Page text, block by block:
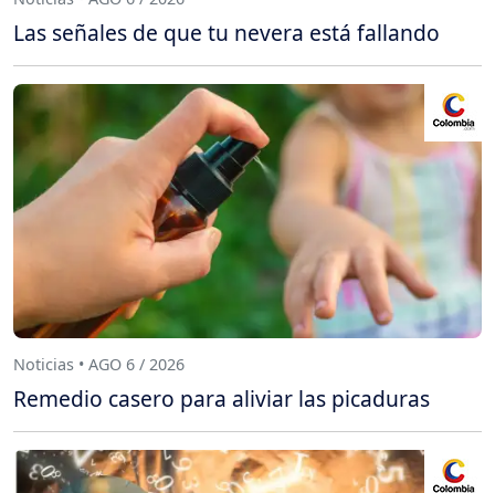
Las señales de que tu nevera está fallando
Noticias • AGO 6 / 2026
Remedio casero para aliviar las picaduras